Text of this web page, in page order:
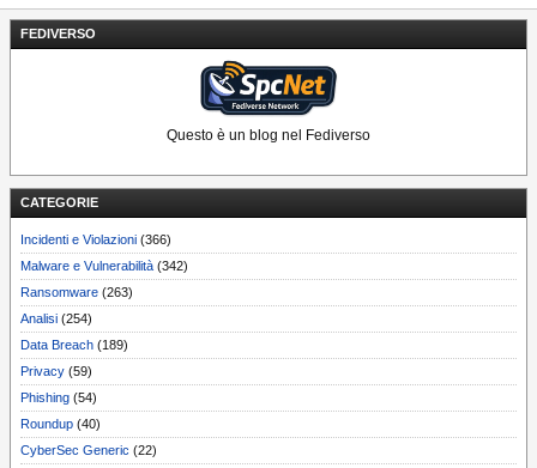
FEDIVERSO
Questo è un blog nel Fediverso
CATEGORIE
Incidenti e Violazioni (366)
Malware e Vulnerabilità (342)
Ransomware (263)
Analisi (254)
Data Breach (189)
Privacy (59)
Phishing (54)
Roundup (40)
CyberSec Generic (22)